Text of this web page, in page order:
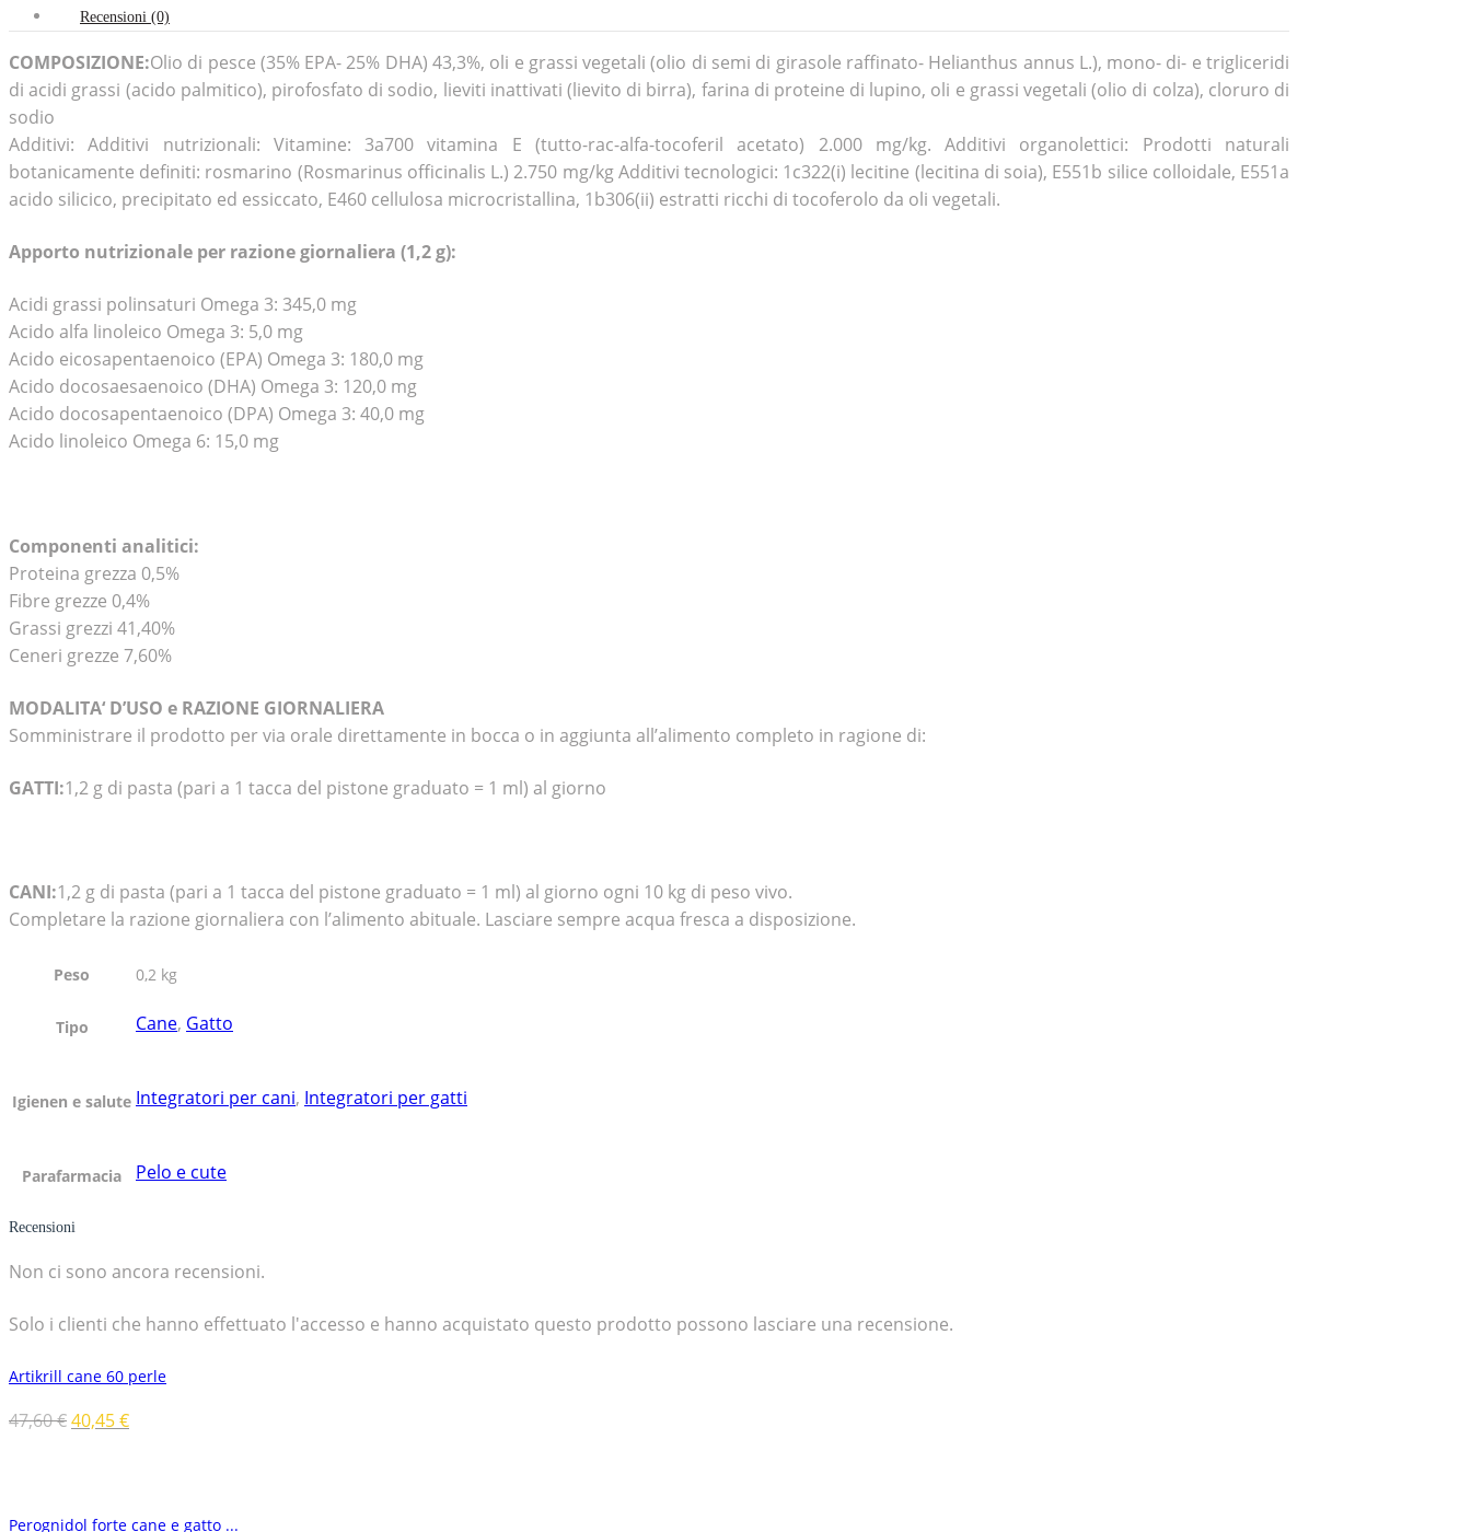
Recensioni (0)
COMPOSIZIONE:Olio di pesce (35% EPA- 25% DHA) 43,3%, oli e grassi vegetali (olio di semi di girasole raffinato- Helianthus annus L.), mono- di- e trigliceridi
di acidi grassi (acido palmitico), pirofosfato di sodio, lieviti inattivati (lievito di birra), farina di proteine di lupino, oli e grassi vegetali (olio di colza), cloruro di
sodio
Additivi: Additivi nutrizionali: Vitamine: 3a700 vitamina E (tutto-rac-alfa-tocoferil acetato) 2.000 mg/kg. Additivi organolettici: Prodotti naturali
botanicamente definiti: rosmarino (Rosmarinus officinalis L.) 2.750 mg/kg Additivi tecnologici: 1c322(i) lecitine (lecitina di soia), E551b silice colloidale, E551a
acido silicico, precipitato ed essiccato, E460 cellulosa microcristallina, 1b306(ii) estratti ricchi di tocoferolo da oli vegetali.
Apporto nutrizionale per razione giornaliera (1,2 g):
Acidi grassi polinsaturi Omega 3: 345,0 mg
Acido alfa linoleico Omega 3: 5,0 mg
Acido eicosapentaenoico (EPA) Omega 3: 180,0 mg
Acido docosaesaenoico (DHA) Omega 3: 120,0 mg
Acido docosapentaenoico (DPA) Omega 3: 40,0 mg
Acido linoleico Omega 6: 15,0 mg
Componenti analitici:
Proteina grezza 0,5%
Fibre grezze 0,4%
Grassi grezzi 41,40%
Ceneri grezze 7,60%
MODALITA‘ D’USO e RAZIONE GIORNALIERA
Somministrare il prodotto per via orale direttamente in bocca o in aggiunta all’alimento completo in ragione di:
GATTI:1,2 g di pasta (pari a 1 tacca del pistone graduato = 1 ml) al giorno
CANI:1,2 g di pasta (pari a 1 tacca del pistone graduato = 1 ml) al giorno ogni 10 kg di peso vivo.
Completare la razione giornaliera con l’alimento abituale. Lasciare sempre acqua fresca a disposizione.
Peso 0,2 kg
Tipo Cane, Gatto
Igienen e salute Integratori per cani, Integratori per gatti
Parafarmacia Pelo e cute
Recensioni
Non ci sono ancora recensioni.
Solo i clienti che hanno effettuato l'accesso e hanno acquistato questo prodotto possono lasciare una recensione.
Artikrill cane 60 perle
47,60€40,45€
Perognidol forte cane e gatto ...